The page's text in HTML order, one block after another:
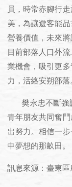
員，時常赤腳行
美，為讓遊客能
營養價值，未來將
目前部落人口外
業機會，吸引更
力，活絡安朔部落
樊永忠不斷強
青年朋友共同奮
出努力。相信一
中夢想的那畝田。
訊息來源：臺東